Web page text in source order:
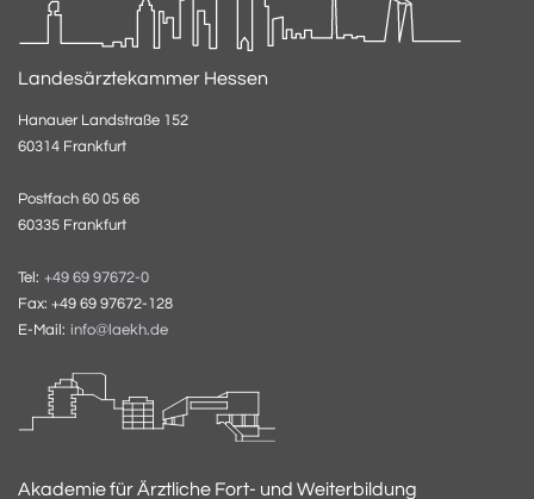
Landesärztekammer Hessen
Hanauer Landstraße 152
60314 Frankfurt
Postfach 60 05 66
60335 Frankfurt
Tel: +49 69 97672-0
Fax: +49 69 97672-128
E-Mail: info@laekh.de
Akademie für Ärztliche Fort- und Weiterbildung